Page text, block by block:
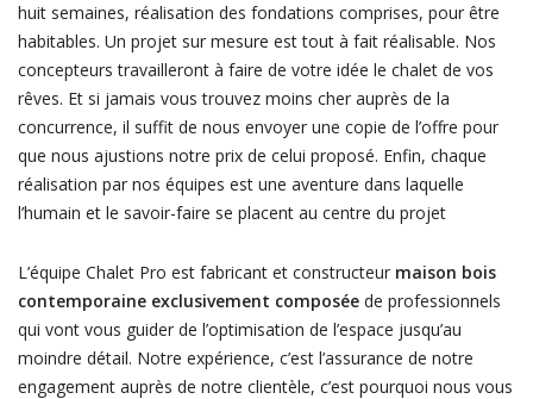
huit semaines, réalisation des fondations comprises, pour être
habitables. Un projet sur mesure est tout à fait réalisable. Nos
concepteurs travailleront à faire de votre idée le chalet de vos
rêves. Et si jamais vous trouvez moins cher auprès de la
concurrence, il suffit de nous envoyer une copie de l’offre pour
que nous ajustions notre prix de celui proposé. Enfin, chaque
réalisation par nos équipes est une aventure dans laquelle
l’humain et le savoir-faire se placent au centre du projet
L’équipe Chalet Pro est fabricant et constructeur maison bois
contemporaine exclusivement composéede professionnels
qui vont vous guider de l’optimisation de l’espace jusqu’au
moindre détail. Notre expérience, c’est l’assurance de notre
engagement auprès de notre clientèle, c’est pourquoi nous vous